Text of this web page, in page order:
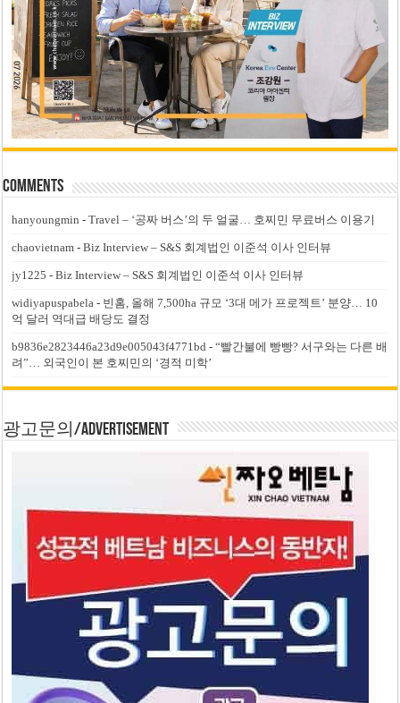
Comments
hanyoungmin -Travel – ‘공짜 버스’의 두 얼굴… 호찌민 무료버스 이용기
chaovietnam -Biz Interview – S&S 회계법인 이준석 이사 인터뷰
jy1225 -Biz Interview – S&S 회계법인 이준석 이사 인터뷰
widiyapuspabela - 빈홈, 올해 7,500ha 규모 ‘3대 메가 프로젝트’ 분양… 10
억 달러 역대급 배당도 결정
b9836e2823446a23d9e005043f4771bd -“빨간불에 빵빵? 서구와는 다른 배
려”… 외국인이 본 호찌민의 ‘경적 미학’
광고문의/Advertisement